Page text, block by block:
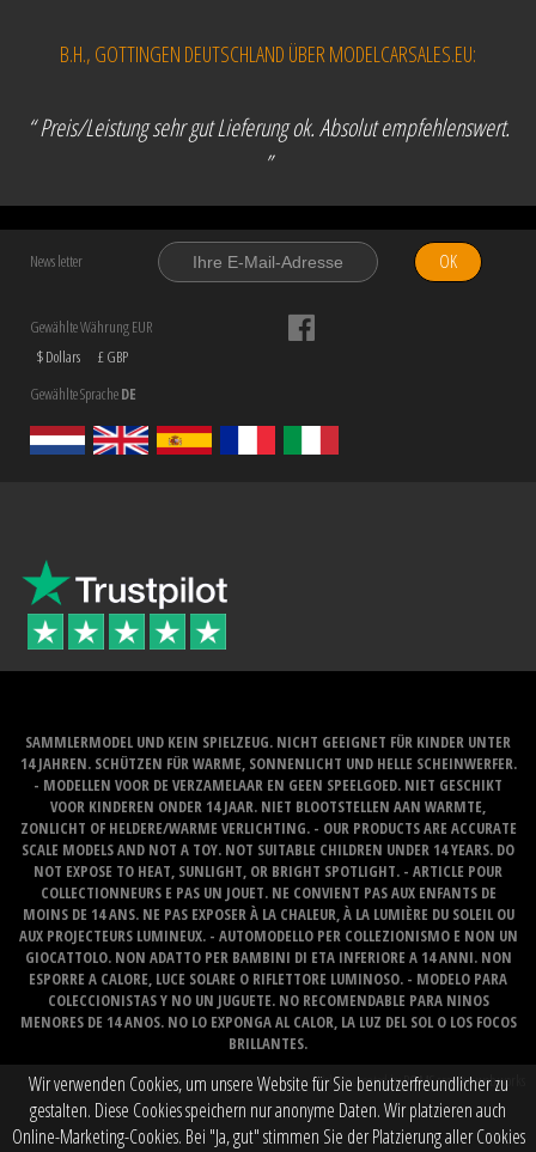
B.H., GOTTINGEN DEUTSCHLAND ÜBER MODELCARSALES.EU:
“ Preis/Leistung sehr gut Lieferung ok. Absolut empfehlenswert.
”
News letter OK
Gewählte Währung EUR
$ Dollars
£ GBP
Gewählte SpracheDE
SAMMLERMODEL UND KEIN SPIELZEUG. NICHT GEEIGNET FÜR KINDER UNTER
14 JAHREN. SCHÜTZEN FÜR WARME, SONNENLICHT UND HELLE SCHEINWERFER.
- MODELLEN VOOR DE VERZAMELAAR EN GEEN SPEELGOED. NIET GESCHIKT
VOOR KINDEREN ONDER 14 JAAR. NIET BLOOTSTELLEN AAN WARMTE,
ZONLICHT OF HELDERE/WARME VERLICHTING. - OUR PRODUCTS ARE ACCURATE
SCALE MODELS AND NOT A TOY. NOT SUITABLE CHILDREN UNDER 14 YEARS. DO
NOT EXPOSE TO HEAT, SUNLIGHT, OR BRIGHT SPOTLIGHT. - ARTICLE POUR
COLLECTIONNEURS E PAS UN JOUET. NE CONVIENT PAS AUX ENFANTS DE
MOINS DE 14 ANS. NE PAS EXPOSER À LA CHALEUR, À LA LUMIÈRE DU SOLEIL OU
AUX PROJECTEURS LUMINEUX. - AUTOMODELLO PER COLLEZIONISMO E NON UN
GIOCATTOLO. NON ADATTO PER BAMBINI DI ETA INFERIORE A 14 ANNI. NON
ESPORRE A CALORE, LUCE SOLARE O RIFLETTORE LUMINOSO. - MODELO PARA
COLECCIONISTAS Y NO UN JUGUETE. NO RECOMENDABLE PARA NINOS
MENORES DE 14 ANOS. NO LO EXPONGA AL CALOR, LA LUZ DEL SOL O LOS FOCOS
BRILLANTES.
Website created byBOMS creative web works
Wir verwenden Cookies, um unsere Website für Sie benutzerfreundlicher zu
gestalten. Diese Cookies speichern nur anonyme Daten. Wir platzieren auch
Online-Marketing-Cookies. Bei "Ja, gut" stimmen Sie der Platzierung aller Cookies